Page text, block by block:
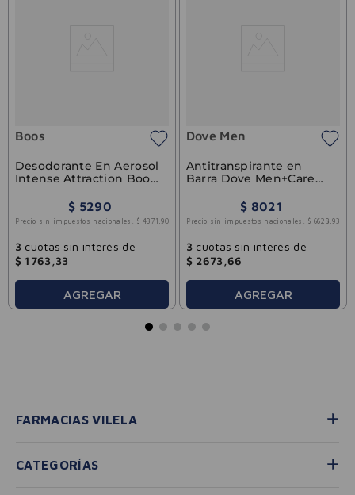
Boos
Desodorante En Aerosol
Intense Attraction Boos
$ 5290
Precio sin impuestos nacionales: $ 4371 ,90
3cuotas sin interés de
$ 1763 33
AGREGAR
Dove Men
Antitranspirante en
Barra Dove Men+Care
$ 8021
Precio sin impuestos nacionales: $ 6628 ,93
3cuotas sin interés de
$ 2673 66
AGREGAR
FARMACIAS VILELA
CATEGORÍAS